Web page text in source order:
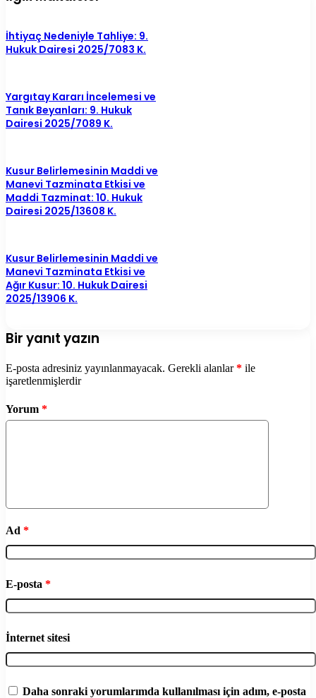
İhtiyaç Nedeniyle Tahliye: 9.
Hukuk Dairesi 2025/7083 K.
Yargıtay Kararı İncelemesi ve
Tanık Beyanları: 9. Hukuk
Dairesi 2025/7089 K.
Kusur Belirlemesinin Maddi ve
Manevi Tazminata Etkisi ve
Maddi Tazminat: 10. Hukuk
Dairesi 2025/13608 K.
Kusur Belirlemesinin Maddi ve
Manevi Tazminata Etkisi ve
Ağır Kusur: 10. Hukuk Dairesi
2025/13906 K.
Bir yanıt yazın
E-posta adresiniz yayınlanmayacak. Gerekli alanlar* ile
işaretlenmişlerdir
Yorum *
Ad *
E-posta *
İnternet sitesi
Daha sonraki yorumlarımda kullanılması için adım, e-posta